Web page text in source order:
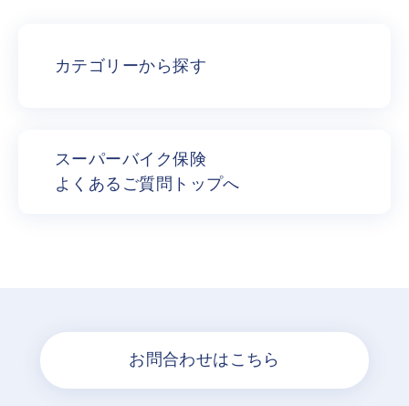
カテゴリーから探す
スーパーバイク保険
よくあるご質問トップへ
お問合わせはこちら